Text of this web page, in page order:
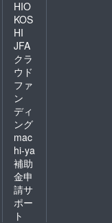
HIO
KOS
HI
JFA
クラ
ウド
ファ
ン
ディ
ング
mac
hi-ya
補助
金申
請サ
ポー
ト